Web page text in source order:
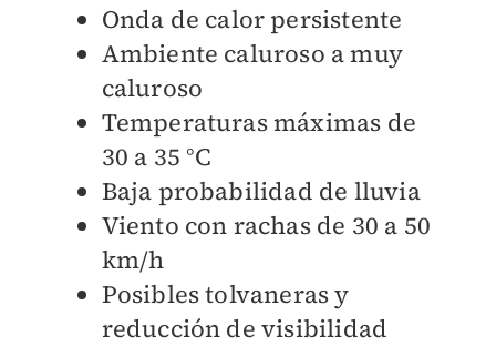
Onda de calor persistente
Ambiente caluroso a muy
caluroso
Temperaturas máximas de
30 a 35 °C
Baja probabilidad de lluvia
Viento con rachas de 30 a 50
km/h
Posibles tolvaneras y
reducción de visibilidad